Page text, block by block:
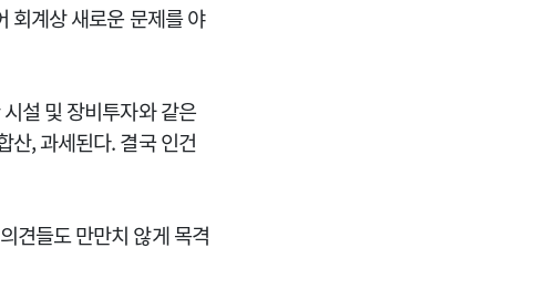
회계상 새로운 문제를 야
설 및 장비투자와 같은
산, 과세된다. 결국 인건
견들도 만만치 않게 목격